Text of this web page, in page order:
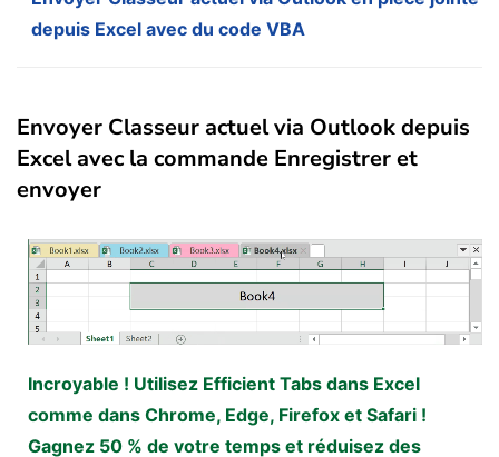
depuis Excel avec du code VBA
Envoyer Classeur actuel via Outlook depuis
Excel avec la commande Enregistrer et
envoyer
Incroyable ! Utilisez Efficient Tabs dans Excel
comme dans Chrome, Edge, Firefox et Safari !
Gagnez 50 % de votre temps et réduisez des